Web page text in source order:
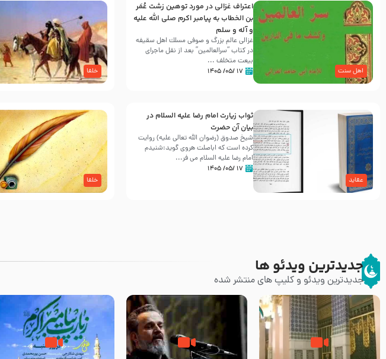
اهل سنت
اعتراف غزالی در مورد توهین زشت عُمَر
بن الخطاب به پیامبر اکرم صلی الله علیه
و آله و سلم
غزالی عالم بزرگ و صوفی مسلك اهل سقيفه
در کتاب “سرالعالمین” بعد از نقل ماجرای
بیعت متخلف ...
۱۷ /۰۵/ ۱۴۰۵ خلفا
عقاید
ثواب زیارت امام رضا علیه السلام در
بیان آن حضرت
شیخ صدوق (رضوان الله تعالی علیه) روایت
کرده است که اباصلت هروی گوید:شنیدم
امام رضا علیه السلام می فر...
۱۷ /۰۵/ ۱۴۰۵
خلفا
جدیدترین ویدئو ها
جدیدترین ویدئو و کلیپ های منتشر شده